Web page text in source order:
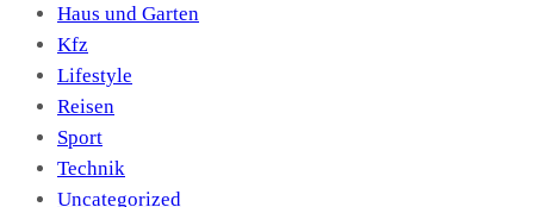
Haus und Garten
Kfz
Lifestyle
Reisen
Sport
Technik
Uncategorized